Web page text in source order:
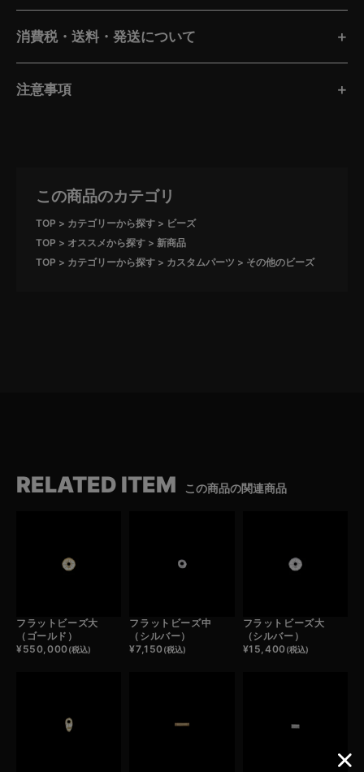
消費税・送料・発送について
注意事項
この商品のカテゴリ
TOP カテゴリーから探す
ビーズ
TOP
オススメから探す
新商品
TOP
カテゴリーから探す カスタムパーツ その他のビーズ
RELATED ITEM この商品の関連商品
フラットビーズ大
（ゴールド）
¥550,000(税込)
フラットビーズ中
（シルバー）
¥7,150(税込)
フラットビーズ大
（シルバー）
¥15,400(税込)